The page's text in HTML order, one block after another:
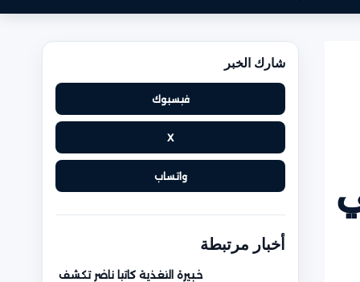
شارك الخبر
فيسبوك
X
واتساب
أخبار مرتبطة
خبيرة التغذية كاتيا ناضر تكشف